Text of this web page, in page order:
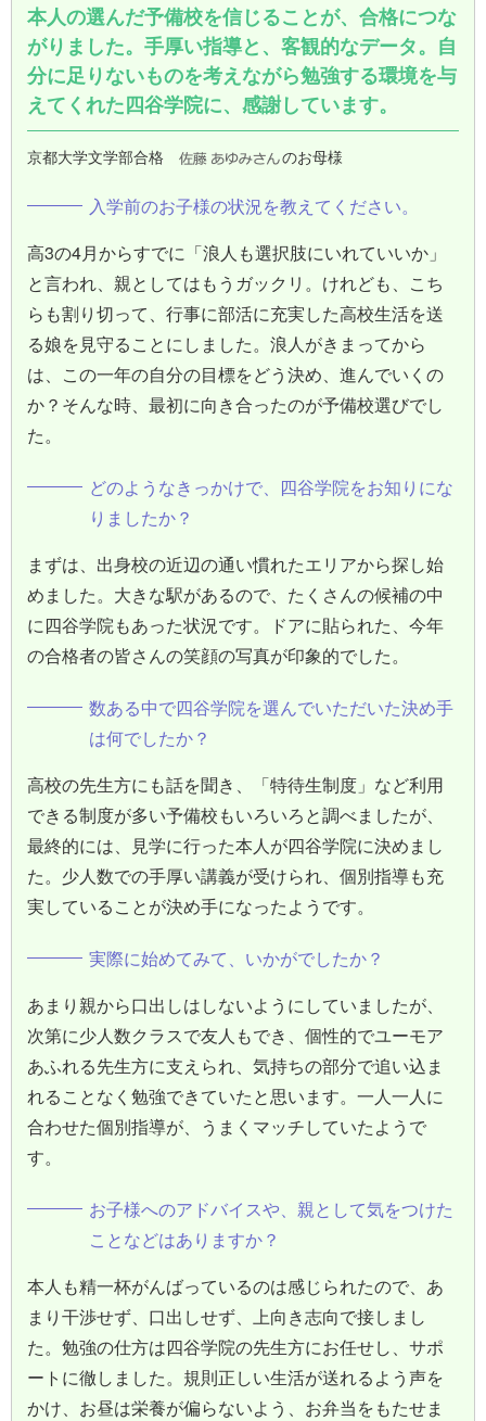
本人の選んだ予備校を信じることが、合格につな
がりました。手厚い指導と、客観的なデータ。自
分に足りないものを考えながら勉強する環境を与
えてくれた四谷学院に、感謝しています。
京都大学文学部合格 のお母様
入学前のお子様の状況を教えてください。
高3の4月からすでに「浪人も選択肢にいれていいか」
と言われ、親としてはもうガックリ。けれども、こち
らも割り切って、行事に部活に充実した高校生活を送
る娘を見守ることにしました。浪人がきまってから
は、この一年の自分の目標をどう決め、進んでいくの
か？そんな時、最初に向き合ったのが予備校選びでし
た。
どのようなきっかけで、四谷学院をお知りにな
りましたか？
まずは、出身校の近辺の通い慣れたエリアから探し始
めました。大きな駅があるので、たくさんの候補の中
に四谷学院もあった状況です。ドアに貼られた、今年
の合格者の皆さんの笑顔の写真が印象的でした。
数ある中で四谷学院を選んでいただいた決め手
は何でしたか？
高校の先生方にも話を聞き、「特待生制度」など利用
できる制度が多い予備校もいろいろと調べましたが、
最終的には、見学に行った本人が四谷学院に決めまし
た。少人数での手厚い講義が受けられ、個別指導も充
実していることが決め手になったようです。
実際に始めてみて、いかがでしたか？
あまり親から口出しはしないようにしていましたが、
次第に少人数クラスで友人もでき、個性的でユーモア
あふれる先生方に支えられ、気持ちの部分で追い込ま
れることなく勉強できていたと思います。一人一人に
合わせた個別指導が、うまくマッチしていたようで
す。
お子様へのアドバイスや、親として気をつけた
ことなどはありますか？
本人も精一杯がんばっているのは感じられたので、あ
まり干渉せず、口出しせず、上向き志向で接しまし
た。勉強の仕方は四谷学院の先生方にお任せし、サポ
ートに徹しました。規則正しい生活が送れるよう声を
かけ、お昼は栄養が偏らないよう、お弁当をもたせま